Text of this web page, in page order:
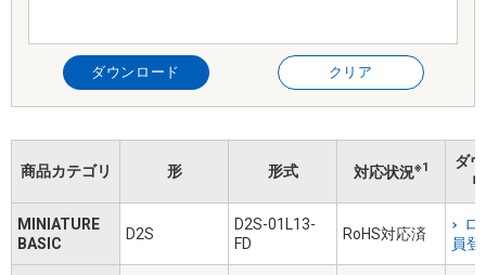
ダウンロード クリア
商品カテゴリ 形 形式 対応状況※1
ダ
MINIATURE
BASIC
D2S
D2S-01L13-
FD
RoHS対応済
ロ
員登